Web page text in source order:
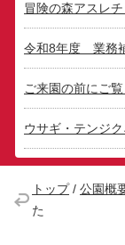
冒険の森アスレ
令和8年度 業務
ご来園の前にご
ウサギ・テンジ
トップ/ 公園概
た